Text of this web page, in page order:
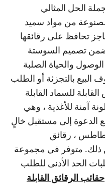
الحل المثالي
مصنوعة من مواد سميد
تحافظ على رقائقها
يضمن تصميم السوستة
والحياة الصلبة
البيع بالتجزئة أو الطلب
للسماد القابلة
آمنة للأغذية ، وهي
الدعوة إلى مستقبل خالٍ
، رقائق
ذلك. متوفر في مجموعة
الحد الأدنى للطلب
حقائب الرقائق القابلة